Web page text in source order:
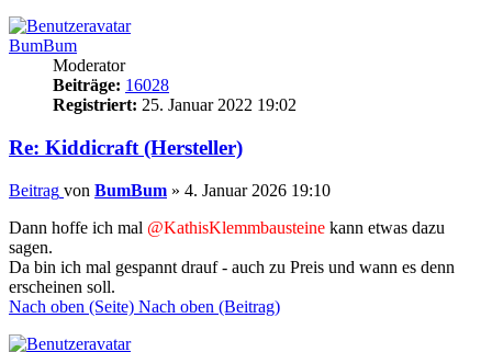
BumBum
Moderator
Beiträge: 16028
Registriert: 25. Januar 2022 19:02
Re: Kiddicraft (Hersteller)
Beitrag von BumBum » 4. Januar 2026 19:10
Dann hoffe ich mal @KathisKlemmbausteine kann etwas dazu
sagen.
Da bin ich mal gespannt drauf - auch zu Preis und wann es denn
erscheinen soll.
Nach oben (Seite) Nach oben (Beitrag)